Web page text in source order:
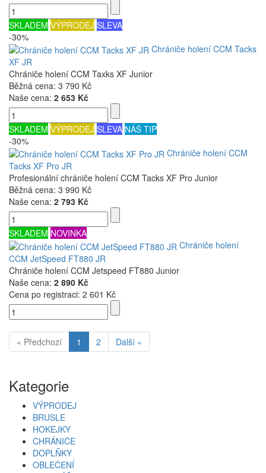
SKLADEM VÝPRODEJ SLEVA
-30%
Chrániče holení CCM Tacks
XF JR
Chrániče holení CCM Taxks XF Junior
Běžná cena: 3 790 Kč
Naše cena: 2 653 Kč
SKLADEM VÝPRODEJ SLEVA NÁŠ TIP
-30%
Chrániče holení CCM
Tacks XF Pro JR
Profesionální chrániče holení CCM Tacks XF Pro Junior
Běžná cena: 3 990 Kč
Naše cena: 2 793 Kč
SKLADEM NOVINKA
Chrániče holení
CCM JetSpeed FT880 JR
Chrániče holení CCM Jetspeed FT880 Junior
Naše cena: 2 890 Kč
Cena po registraci: 2 601 Kč
« Předchozí 1 2 Další »
Kategorie
VÝPRODEJ
BRUSLE
HOKEJKY
CHRÁNIČE
DOPLŇKY
OBLEČENÍ